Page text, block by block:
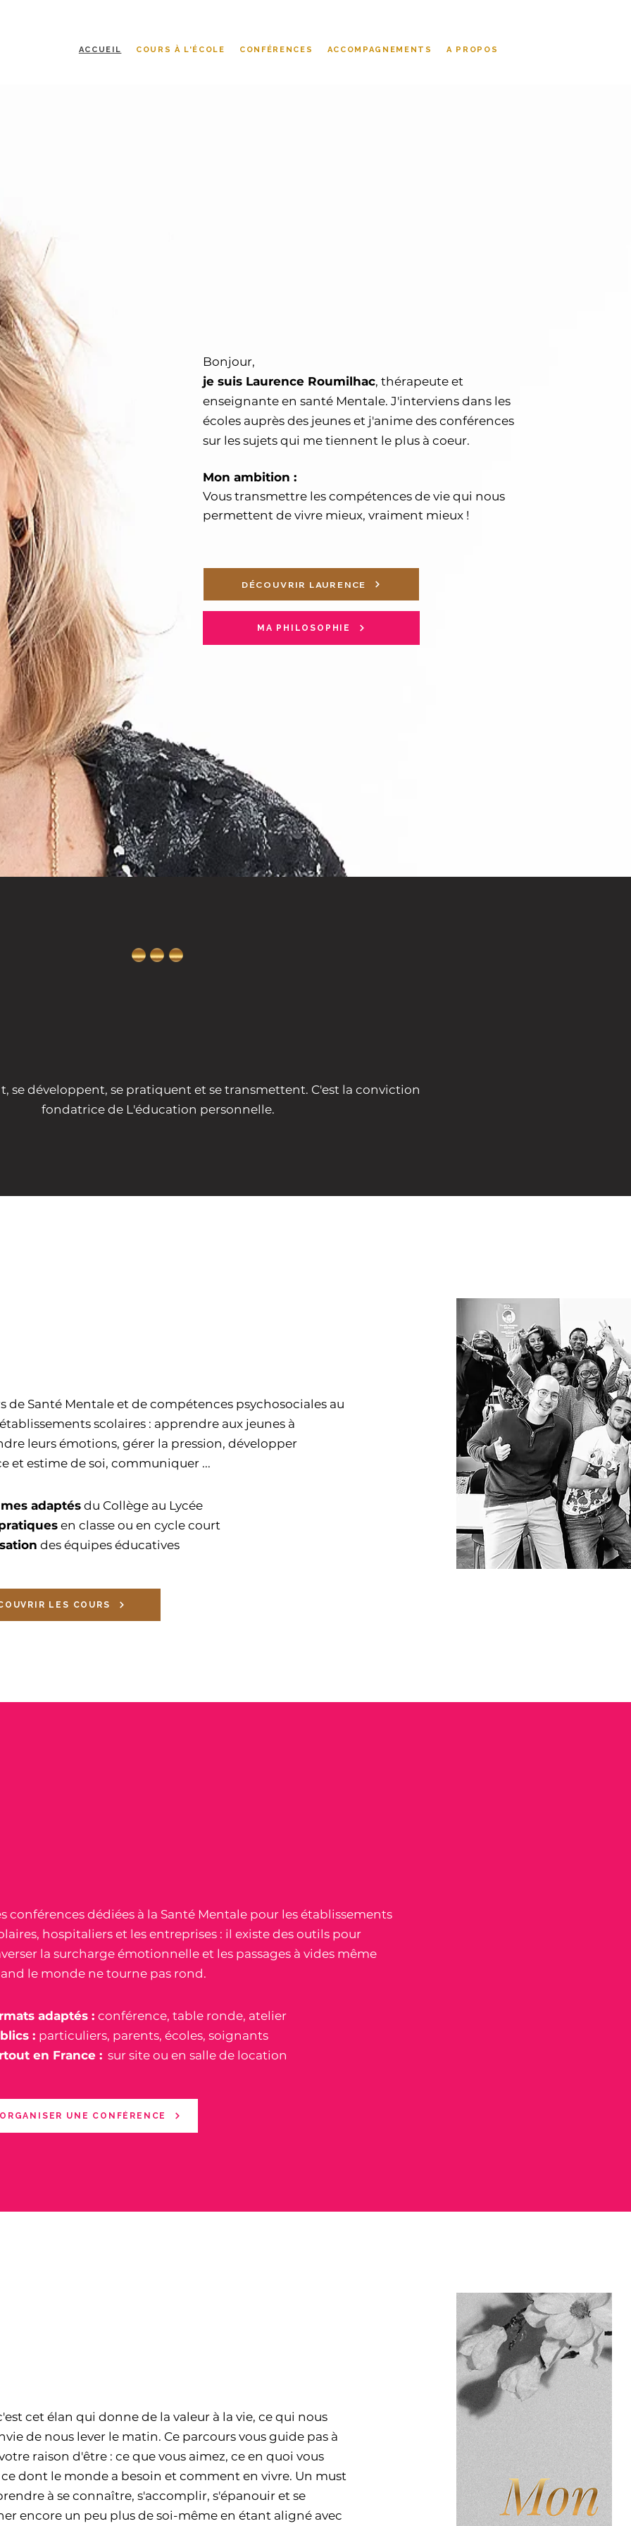
ACCUEIL COURS À L'ÉCOLE CONFÉRENCES ACCOMPAGNEMENTS A PROPOS
Bonjour,
je suis Laurence Roumilhac, thérapeute et
enseignante en santé Mentale. J'interviens dans les
écoles auprès des jeunes et j'anime des conférences
sur les sujets qui me tiennent le plus à coeur.
Mon ambition :
Vous transmettre les compétences de vie qui nous
permettent de vivre mieux, vraiment mieux !
DÉCOUVRIR LAURENCE
MA PHILOSOPHIE
se développent, se pratiquent et se transmettent. C'est la conviction
fondatrice de L'éducation personnelle.
de Santé Mentale et de compétences psychosociales au
scolaires : apprendre aux jeunes à
leurs émotions, gérer la pression, développer
et estime de soi, communiquer ...
adaptés du Collège au Lycée
en classe ou en cycle court
des équipes éducatives
LES COURS
conférences dédiées à la Santé Mentale pour les établissements
hospitaliers et les entreprises : il existe des outils pour
la surcharge émotionnelle et les passages à vides même
le monde ne tourne pas rond.
adaptés : conférence, table ronde, atelier
: particuliers, parents, écoles, soignants
en France :sur site ou en salle de location
UNE CONFÉRENCE
cet élan qui donne de la valeur à la vie, ce qui nous
de nous lever le matin. Ce parcours vous guide pas à
raison d'être : ce que vous aimez, ce en quoi vous
ce dont le monde a besoin et comment en vivre. Un must
à se connaître, s'accomplir, s'épanouir et se
encore un peu plus de soi-même en étant aligné avec